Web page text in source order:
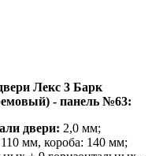
Лекс 3 Барк
- панель №63:
двери: 2,0 мм;
110 мм, короба: 140 мм;